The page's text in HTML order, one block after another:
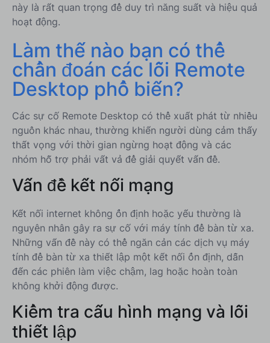
này là rất quan trọng để duy trì năng suất và hiệu quả
hoạt động.
Làm thế nào bạn có thể
chẩn đoán các lỗi Remote
Desktop phổ biến?
Các sự cố Remote Desktop có thể xuất phát từ nhiều
nguồn khác nhau, thường khiến người dùng cảm thấy
thất vọng với thời gian ngừng hoạt động và các
nhóm hỗ trợ phải vất vả để giải quyết vấn đề.
Vấn đề kết nối mạng
Kết nối internet không ổn định hoặc yếu thường là
nguyên nhân gây ra sự cố với máy tính để bàn từ xa.
Những vấn đề này có thể ngăn cản các dịch vụ máy
tính để bàn từ xa thiết lập một kết nối ổn định, dẫn
đến các phiên làm việc chậm, lag hoặc hoàn toàn
không khởi động được.
Kiểm tra cấu hình mạng và lỗi
thiết lập